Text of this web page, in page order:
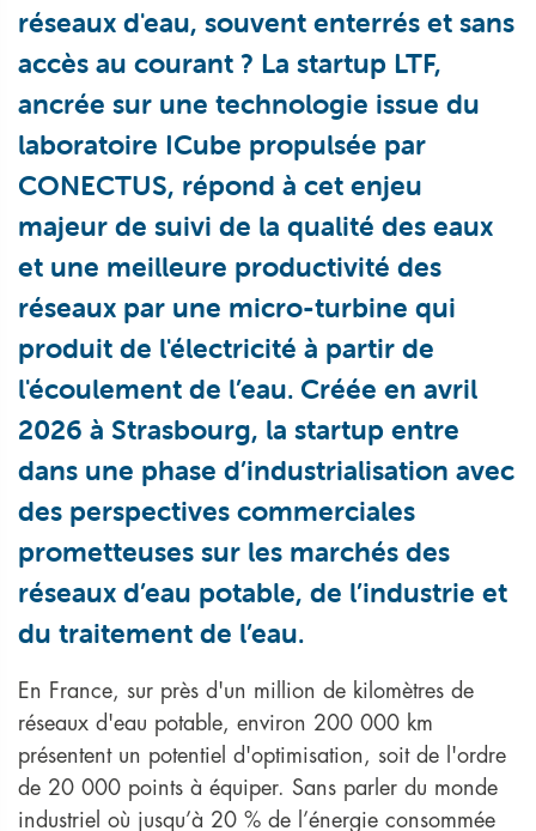
réseaux d'eau, souvent enterrés et sans
accès au courant ? La startup LTF,
ancrée sur une technologie issue du
laboratoire ICube propulsée par
CONECTUS, répond à cet enjeu
majeur de suivi de la qualité des eaux
et une meilleure productivité des
réseaux par une micro-turbine qui
produit de l'électricité à partir de
l'écoulement de l’eau. Créée en avril
2026 à Strasbourg, la startup entre
dans une phase d’industrialisation avec
des perspectives commerciales
prometteuses sur les marchés des
réseaux d’eau potable, de l’industrie et
du traitement de l’eau.
En France, sur près d'un million de kilomètres de
réseaux d'eau potable, environ 200 000 km
présentent un potentiel d'optimisation, soit de l'ordre
de 20 000 points à équiper. Sans parler du monde
industriel où jusqu’à 20 % de l’énergie consommée